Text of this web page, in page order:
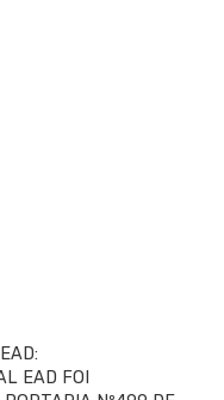
EAD FOI